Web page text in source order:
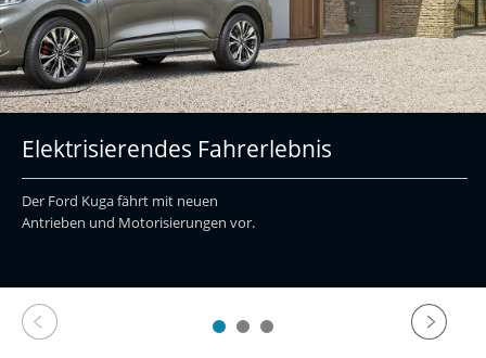
Elektrisierendes Fahrerlebnis
Der Ford Kuga fährt mit neuen
Antrieben und Motorisierungen vor.